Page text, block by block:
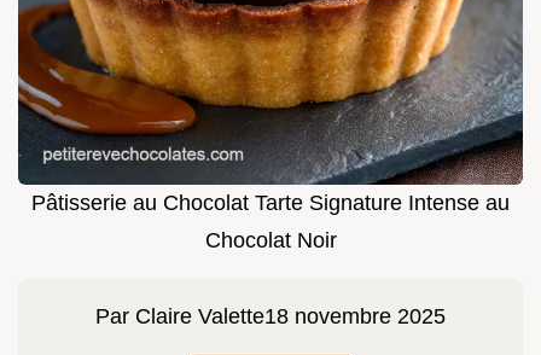
Pâtisserie au Chocolat Tarte Signature Intense au
Chocolat Noir
Par Claire Valette18 novembre 2025